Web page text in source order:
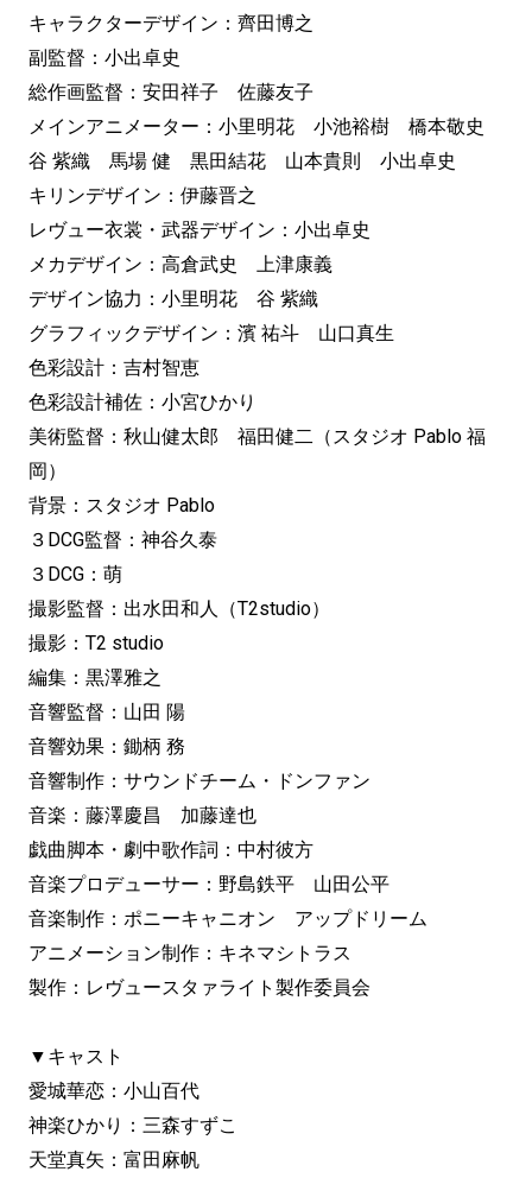
キャラクターデザイン：齊田博之
副監督：小出卓史
総作画監督：安田祥子 佐藤友子
メインアニメーター：小里明花 小池裕樹 橋本敬史
谷 紫織 馬場 健 黒田結花 山本貴則 小出卓史
キリンデザイン：伊藤晋之
レヴュー衣裳・武器デザイン：小出卓史
メカデザイン：高倉武史 上津康義
デザイン協力：小里明花 谷 紫織
グラフィックデザイン：濱 祐斗 山口真生
色彩設計：吉村智恵
色彩設計補佐：小宮ひかり
美術監督：秋山健太郎 福田健二（スタジオ Pablo 福
岡）
背景：スタジオ Pablo
３DCG監督：神谷久泰
３DCG：萌
撮影監督：出水田和人（T2studio）
撮影：T2 studio
編集：黒澤雅之
音響監督：山田 陽
音響効果：鋤柄 務
音響制作：サウンドチーム・ドンファン
音楽：藤澤慶昌 加藤達也
戯曲脚本・劇中歌作詞：中村彼方
音楽プロデューサー：野島鉄平 山田公平
音楽制作：ポニーキャニオン アップドリーム
アニメーション制作：キネマシトラス
製作：レヴュースタァライト製作委員会
▼キャスト
愛城華恋：小山百代
神楽ひかり：三森すずこ
天堂真矢：富田麻帆